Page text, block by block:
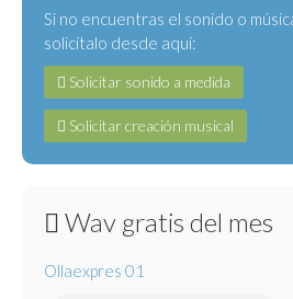
Si no encuentras el sonido o
solicítalo desde aquí:
Solicitar sonido a medida
Solicitar creación musical
Wav gratis del mes
Ollaexpres 01